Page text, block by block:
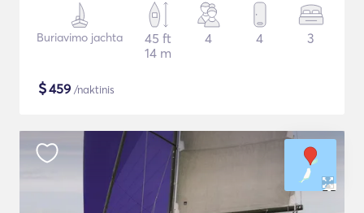
Buriavimo jachta
45 ft
14 m
4 4 3
$459 /naktinis